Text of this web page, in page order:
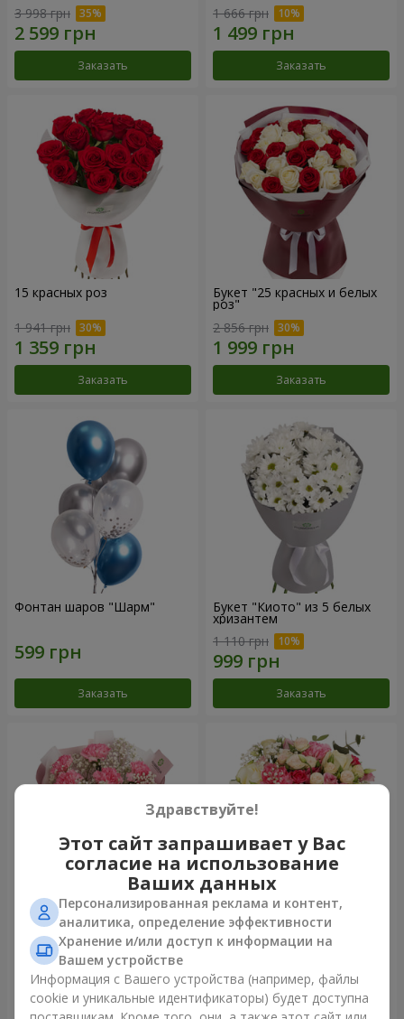
3 998 грн
Заказать
1 666 грн
Заказать
15 красных роз
1 941 грн
Заказать
Букет "25 красных и белых
роз"
2 856 грн
Заказать
Фонтан шаров "Шарм"
Заказать
Букет "Киото" из 5 белых
хризантем
1 110 грн
Заказать
Букет "Королева
Карибского моря"
1 449 грн
Заказать
Цветы в коробке
"Помпадур"
Заказать
Здравствуйте!
Этот сайт запрашивает у Вас
согласие на использование
Ваших данных
Персонализированная реклама и контент,
аналитика, определение эффективности
Хранение и/или доступ к информации на
Вашем устройстве
Информация с Вашего устройства (например, файлы
cookie и уникальные идентификаторы) будет доступна